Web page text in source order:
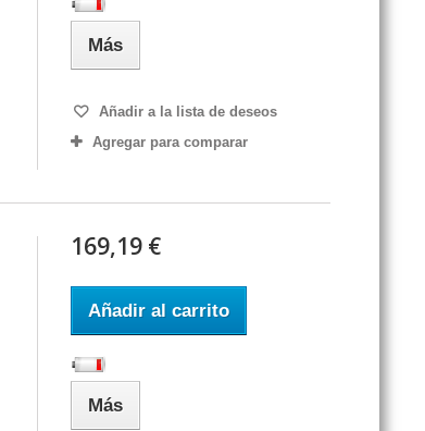
Más
Añadir a la lista de deseos
Agregar para comparar
169,19 €
Añadir al carrito
Más